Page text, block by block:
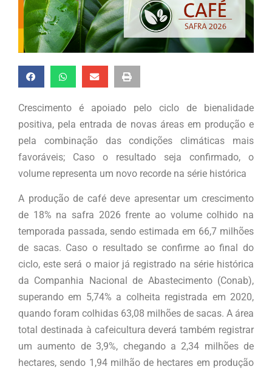
Crescimento é apoiado pelo ciclo de bienalidade
positiva, pela entrada de novas áreas em produção e
pela combinação das condições climáticas mais
favoráveis; Caso o resultado seja confirmado, o
volume representa um novo recorde na série histórica
A produção de café deve apresentar um crescimento
de 18% na safra 2026 frente ao volume colhido na
temporada passada, sendo estimada em 66,7 milhões
de sacas. Caso o resultado se confirme ao final do
ciclo, este será o maior já registrado na série histórica
da Companhia Nacional de Abastecimento (Conab),
superando em 5,74% a colheita registrada em 2020,
quando foram colhidas 63,08 milhões de sacas. A área
total destinada à cafeicultura deverá também registrar
um aumento de 3,9%, chegando a 2,34 milhões de
hectares, sendo 1,94 milhão de hectares em produção